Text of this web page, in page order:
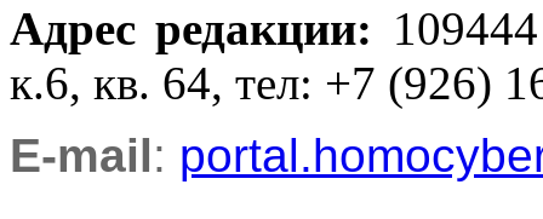
Адрес редакции:
к.6, кв. 64, тел: +7 (926)
E-mail: